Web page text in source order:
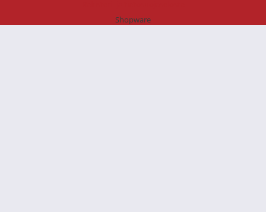
Shopware